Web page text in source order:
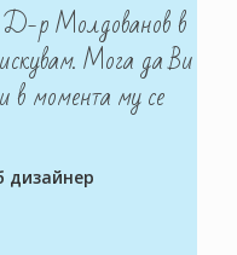
Д-р Молдованов в
Мога да Ви
в момента му се
дизайнер